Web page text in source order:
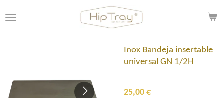
al
Inox Bandeja insertable
universal GN 1/2H
25,00 €